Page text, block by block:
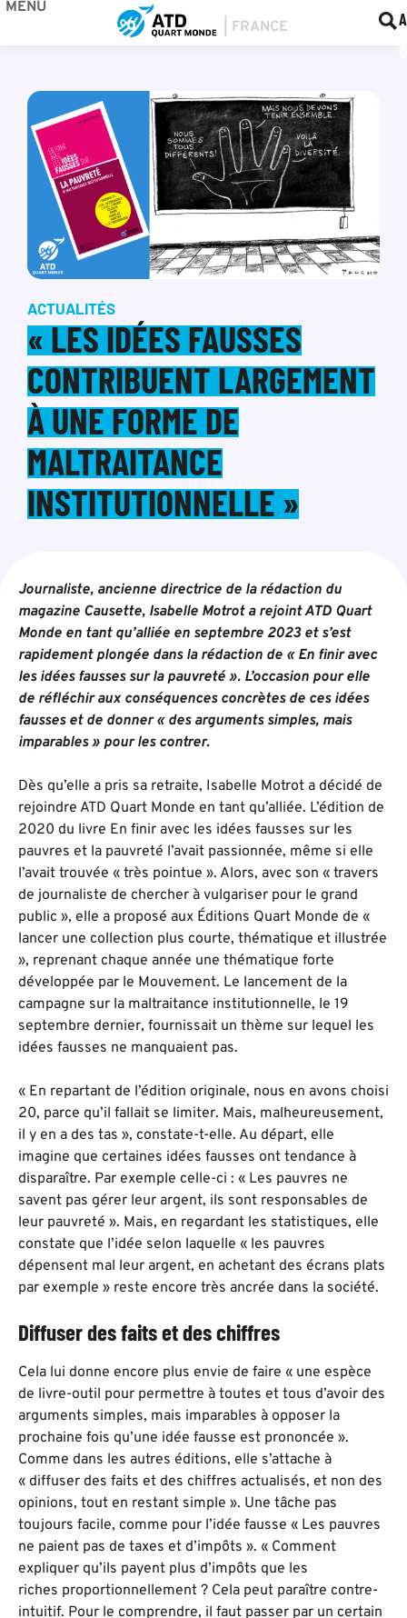
MENU
ACTUALITÉS
« LES IDÉES FAUSSES
CONTRIBUENT LARGEMENT
À UNE FORME DE
MALTRAITANCE
INSTITUTIONNELLE »
Journaliste, ancienne directrice de la rédaction du
magazine Causette, Isabelle Motrot a rejoint ATD Quart
Monde en tant qu’alliée en septembre 2023 et s’est
rapidement plongée dans la rédaction de « En finir avec
les idées fausses sur la pauvreté ». L’occasion pour elle
de réfléchir aux conséquences concrètes de ces idées
fausses et de donner « des arguments simples, mais
imparables » pour les contrer.
Dès qu’elle a pris sa retraite, Isabelle Motrot a décidé de
rejoindre ATD Quart Monde en tant qu’alliée. L’édition de
2020 du livre En finir avec les idées fausses sur les
pauvres et la pauvreté l’avait passionnée, même si elle
l’avait trouvée « très pointue ». Alors, avec son « travers
de journaliste de chercher à vulgariser pour le grand
public », elle a proposé aux Éditions Quart Monde de «
lancer une collection plus courte, thématique et illustrée
», reprenant chaque année une thématique forte
développée par le Mouvement. Le lancement de la
campagne sur la maltraitance institutionnelle, le 19
septembre dernier, fournissait un thème sur lequel les
idées fausses ne manquaient pas.
« En repartant de l’édition originale, nous en avons choisi
20, parce qu’il fallait se limiter. Mais, malheureusement,
il y en a des tas », constate-t-elle. Au départ, elle
imagine que certaines idées fausses ont tendance à
disparaître. Par exemple celle-ci : « Les pauvres ne
savent pas gérer leur argent, ils sont responsables de
leur pauvreté ». Mais, en regardant les statistiques, elle
constate que l’idée selon laquelle « les pauvres
dépensent mal leur argent, en achetant des écrans plats
par exemple » reste encore très ancrée dans la société.
Diffuser des faits et des chiffres
Cela lui donne encore plus envie de faire « une espèce
de livre-outil pour permettre à toutes et tous d’avoir des
arguments simples, mais imparables à opposer la
prochaine fois qu’une idée fausse est prononcée ».
Comme dans les autres éditions, elle s’attache à
« diffuser des faits et des chiffres actualisés, et non des
opinions, tout en restant simple ». Une tâche pas
toujours facile, comme pour l’idée fausse « Les pauvres
ne paient pas de taxes et d’impôts ». « Comment
expliquer qu’ils payent plus d’impôts que les
riches proportionnellement ? Cela peut paraître contre-
intuitif. Pour le comprendre, il faut passer par un certain